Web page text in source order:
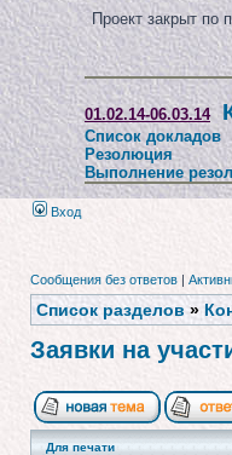
Проект закрыт по
01.02.14-06.03.14
Список докладов
Резолюция
Выполнение
Вход
Сообщения без ответов |
Список разделов »
Заявки на
Для печати